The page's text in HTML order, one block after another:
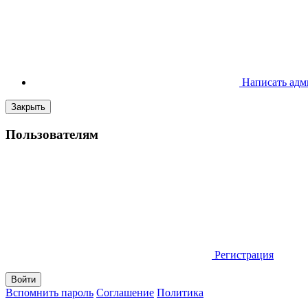
Написать
Закрыть
Пользователям
Регистрация
Вспомнить пароль Соглашение Политика